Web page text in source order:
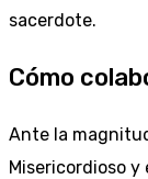
sacerdote.
Cómo
Ante la
Misericordioso y